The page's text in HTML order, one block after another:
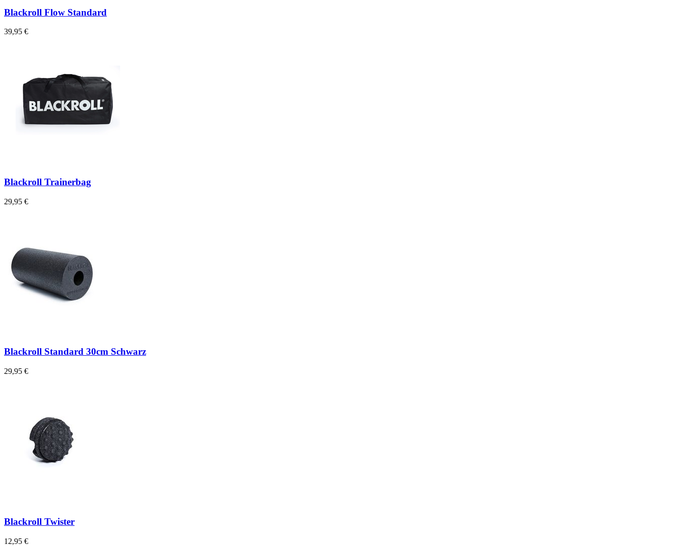
Blackroll Flow Standard
39,95 €
Blackroll Trainerbag
29,95 €
Blackroll Standard 30cm Schwarz
29,95 €
Blackroll Twister
12,95 €